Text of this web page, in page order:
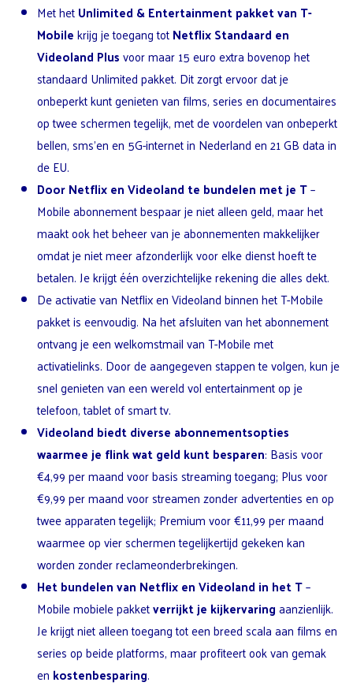
Met hetUnlimited & Entertainment pakket van T-
Mobilekrijg je toegang totNetflix Standaard en
Videoland Plusvoor maar 15 euro extra bovenop het
standaard Unlimited pakket. Dit zorgt ervoor dat je
onbeperkt kunt genieten van films, series en documentaires
op twee schermen tegelijk, met de voordelen van onbeperkt
bellen, sms’en en 5G-internet in Nederland en 21 GB data in
de EU.
Door Netflix en Videoland te bundelen met je T–
Mobile abonnement bespaar je niet alleen geld, maar het
maakt ook het beheer van je abonnementen makkelijker
omdat je niet meer afzonderlijk voor elke dienst hoeft te
betalen. Je krijgt één overzichtelijke rekening die alles dekt.
De activatie van Netflix en Videoland binnen het T-Mobile
pakket is eenvoudig. Na het afsluiten van het abonnement
ontvang je een welkomstmail van T-Mobile met
activatielinks. Door de aangegeven stappen te volgen, kun je
snel genieten van een wereld vol entertainment op je
telefoon, tablet of smart tv.
Videoland biedt diverse abonnementsopties
waarmee je flink wat geld kunt besparen: Basis voor
€4,99 per maand voor basis streaming toegang; Plus voor
€9,99 per maand voor streamen zonder advertenties en op
twee apparaten tegelijk; Premium voor €11,99 per maand
waarmee op vier schermen tegelijkertijd gekeken kan
worden zonder reclameonderbrekingen.
Het bundelen van Netflix en Videoland in het T–
Mobile mobiele pakketverrijkt je kijkervaringaanzienlijk.
Je krijgt niet alleen toegang tot een breed scala aan films en
series op beide platforms, maar profiteert ook van gemak
en kostenbesparing.